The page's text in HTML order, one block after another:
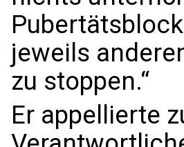
jeweils
zu stoppen.“
Er appellierte